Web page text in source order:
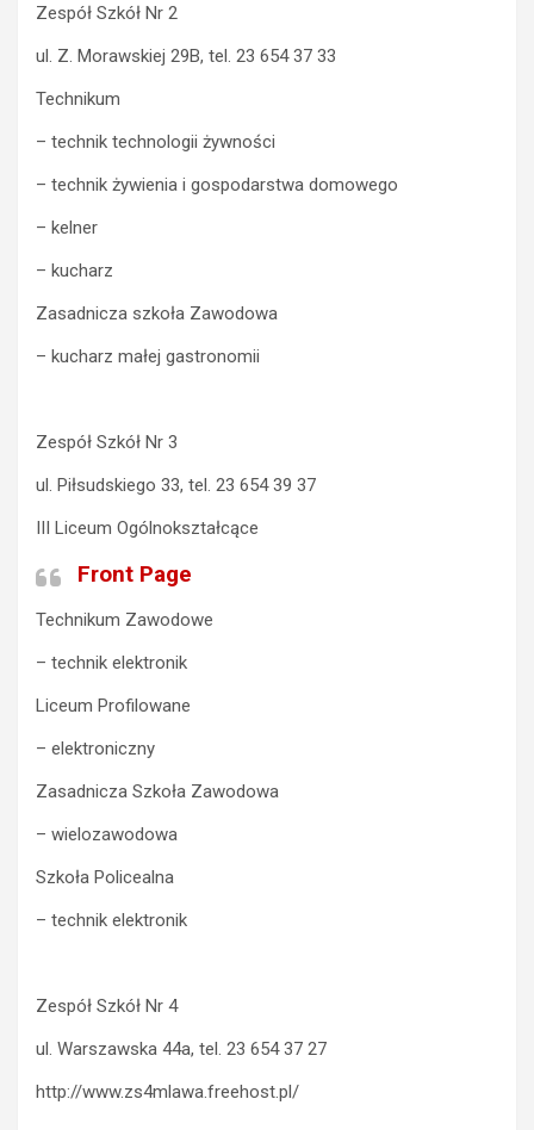
Zespół Szkół Nr 2
ul. Z. Morawskiej 29B, tel. 23 654 37 33
Technikum
– technik technologii żywności
– technik żywienia i gospodarstwa domowego
– kelner
– kucharz
Zasadnicza szkoła Zawodowa
– kucharz małej gastronomii
Zespół Szkół Nr 3
ul. Piłsudskiego 33, tel. 23 654 39 37
III Liceum Ogólnokształcące
Front Page
Technikum Zawodowe
– technik elektronik
Liceum Profilowane
– elektroniczny
Zasadnicza Szkoła Zawodowa
– wielozawodowa
Szkoła Policealna
– technik elektronik
Zespół Szkół Nr 4
ul. Warszawska 44a, tel. 23 654 37 27
http://www.zs4mlawa.freehost.pl/